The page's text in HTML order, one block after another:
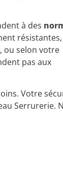
à des
résistantes,
ou selon votre
pas aux
Votre
Serrurerie.